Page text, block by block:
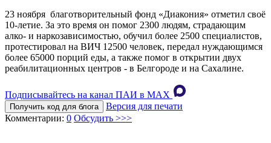
23 ноября благотворительный фонд «Диакония» отметил своё
10-летие. За это время он помог 2300 людям, страдающим
алко- и наркозависимостью, обучил более 2500 специалистов,
протестировал на ВИЧ 12500 человек, передал нуждающимся
более 65000 порций еды, а также помог в открытии двух
реабилитационных центров - в Белгороде и на Сахалине.
Подписывайтесь на канал ПАИ в MAХ
Получить код для блога
Версия для печати
Комментарии: 0 Обсудить >>>